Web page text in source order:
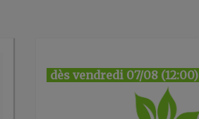
dès vendredi 07/08 (12:00)